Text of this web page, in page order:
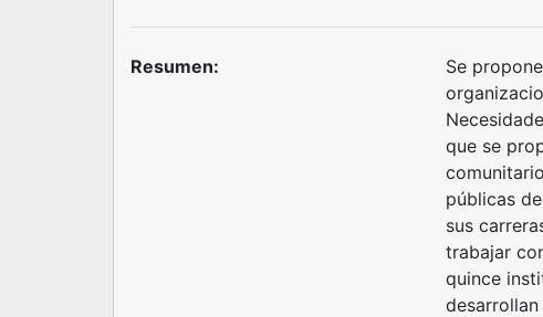
Resumen:
Se
que se
públicas
sus
trabajar
quince